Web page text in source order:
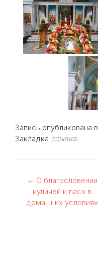
Запись опубликована в
Закладка ссылка.
Навигация
по
← О благословении
куличей и пасх в
домашних условиях